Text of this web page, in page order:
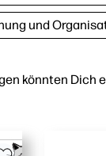
könnten Dich
und